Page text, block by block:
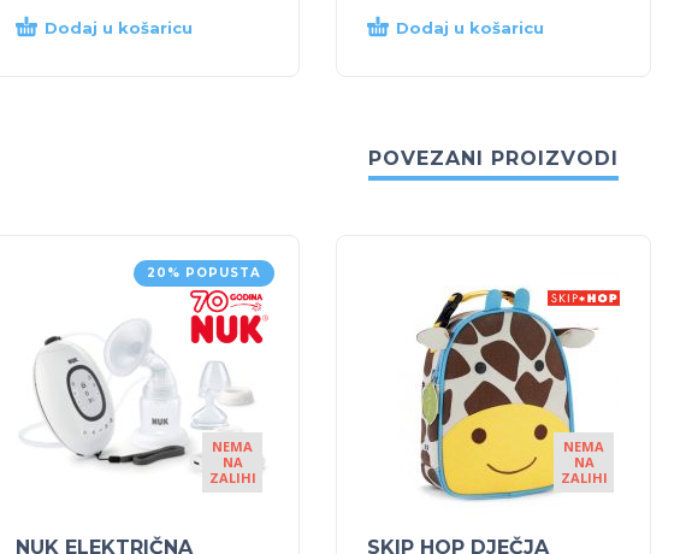
Dodaj u košaricu Dodaj u košaricu
POVEZANI PROIZVODI
20% POPUSTA
NEMA
NA
ZALIHI
NUK ELEKTRIČNA
NEMA
NA
ZALIHI
SKIP HOP DJEČJA